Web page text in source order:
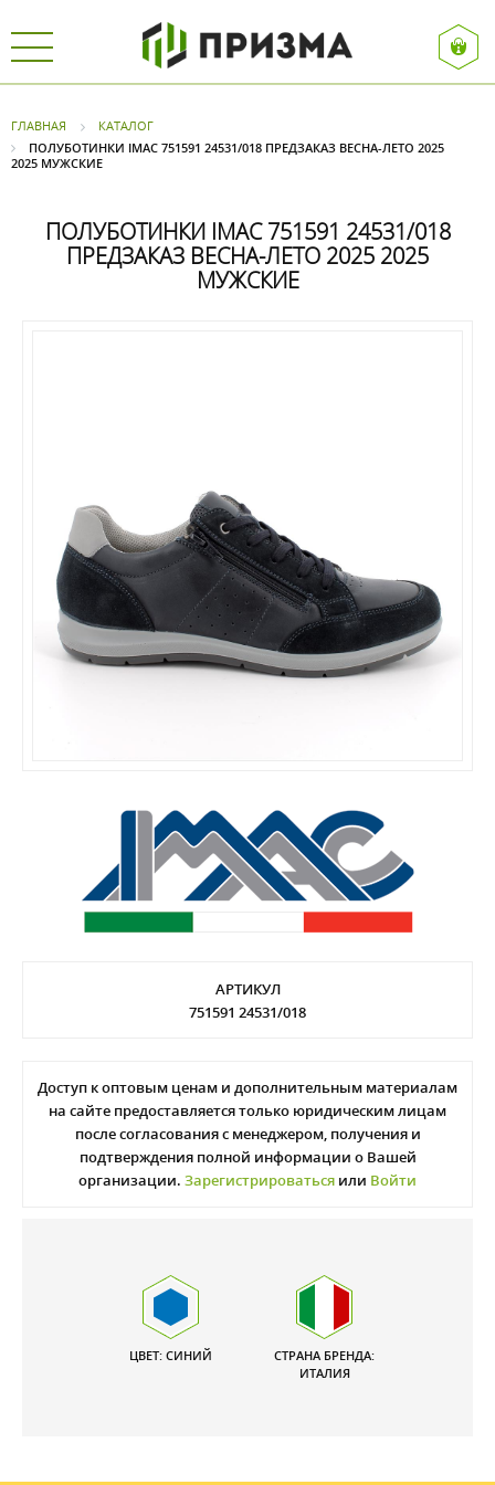
ГЛАВНАЯ
КАТАЛОГ
ПОЛУБОТИНКИ IMAC 751591 24531/018 ПРЕДЗАКАЗ ВЕСНА-ЛЕТО 2025
2025 МУЖСКИЕ
ПОЛУБОТИНКИ IMAC 751591 24531/018
ПРЕДЗАКАЗ ВЕСНА-ЛЕТО 2025 2025
МУЖСКИЕ
АРТИКУЛ
751591 24531/018
Доступ к оптовым ценам и дополнительным материалам
на сайте предоставляется только юридическим лицам
после согласования с менеджером, получения и
подтверждения полной информации о Вашей
организации. Зарегистрироваться или Войти
ЦВЕТ: СИНИЙ
СТРАНА БРЕНДА:
ИТАЛИЯ